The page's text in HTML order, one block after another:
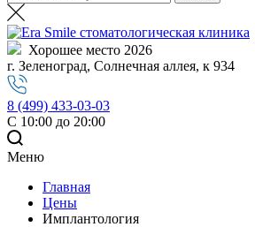
Хорошее место 2026
г. Зеленоград, Солнечная аллея, к 934
8 (499) 433-03-03
С 10:00 до 20:00
Меню
Главная
Цены
Имплантология